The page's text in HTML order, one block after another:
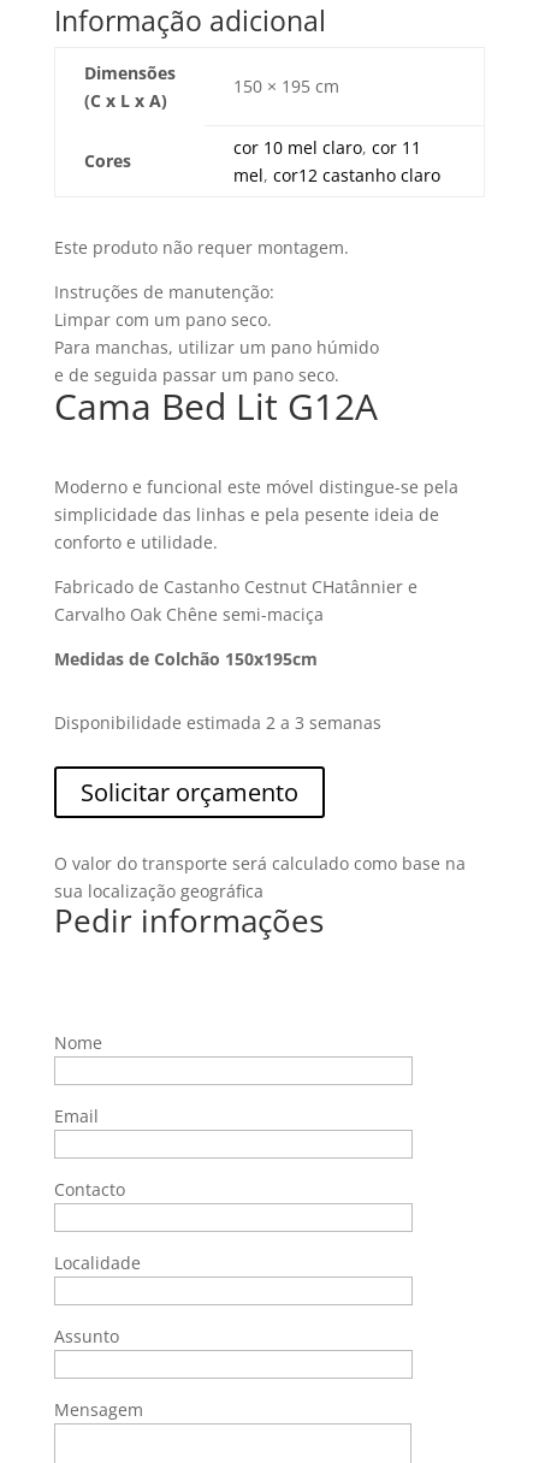
Informação adicional
Dimensões
(C x L x A)
150 × 195 cm
Cores
cor 10 mel claro, cor 11
mel, cor12 castanho claro
Este produto não requer montagem.
Instruções de manutenção:
Limpar com um pano seco.
Para manchas, utilizar um pano húmido
e de seguida passar um pano seco.
Cama Bed Lit G12A
Moderno e funcional este móvel distingue-se pela
simplicidade das linhas e pela pesente ideia de
conforto e utilidade.
Fabricado de Castanho Cestnut CHatânnier e
Carvalho Oak Chêne semi-maciça
Medidas de Colchão 150x195cm
Disponibilidade estimada 2 a 3 semanas
Solicitar orçamento
O valor do transporte será calculado como base na
sua localização geográfica
Pedir informações
Nome
Email
Contacto
Localidade
Assunto
Mensagem